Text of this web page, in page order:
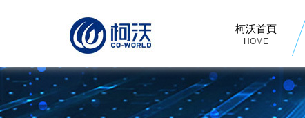
柯沃首頁
HOME